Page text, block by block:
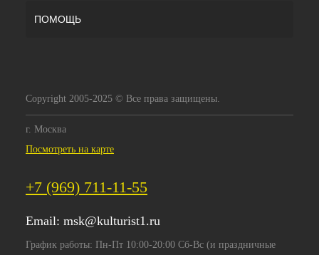
ПОМОЩЬ
Copyright 2005-2025 © Все права защищены.
г. Москва
Посмотреть на карте
+7 (969) 711-11-55
Email: msk@kulturist1.ru
График работы: Пн-Пт 10:00-20:00 Сб-Вс (и праздничные